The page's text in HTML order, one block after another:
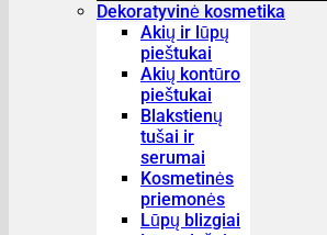
Dekoratyvinė kosmetika
Akių ir lūpų
pieštukai
Akių kontūro
pieštukai
Blakstienų
tušai ir
serumai
Kosmetinės
priemonės
Lūpų blizgiai